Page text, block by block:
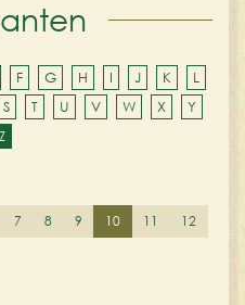
F G H I J K
L
S T U V W X
Y
Z
7 8 9 10 11
12